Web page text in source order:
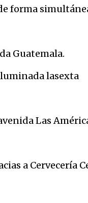
forma
Guatemala.
lasexta
Las
a Cervecería